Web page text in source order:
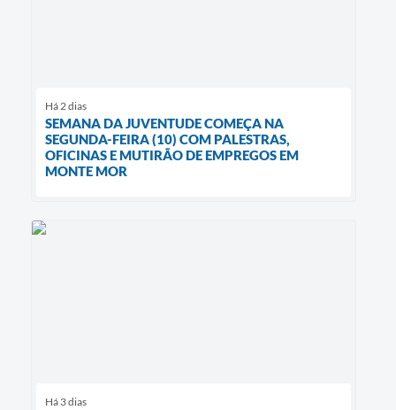
Há 2 dias
SEMANA DA JUVENTUDE COMEÇA NA
SEGUNDA-FEIRA (10) COM PALESTRAS,
OFICINAS E MUTIRÃO DE EMPREGOS EM
MONTE MOR
Há 3 dias